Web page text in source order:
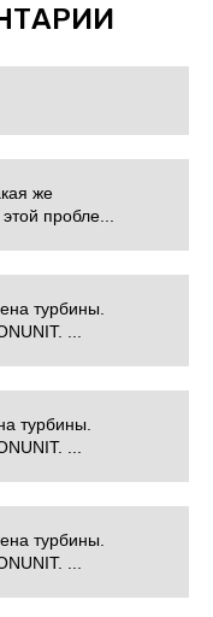
же
пробле...
турбины.
...
турбины.
...
турбины.
...